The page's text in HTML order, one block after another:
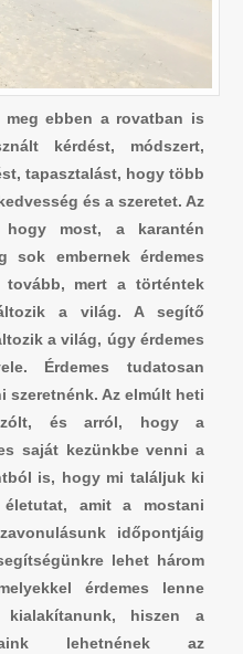
meg ebben a rovatban is
kérdést, módszert,
tapasztalást, hogy több
és a szeretet. Az
most, a karantén
sok embernek érdemes
mert a történtek
a világ. A segítő
a világ, úgy érdemes
Érdemes tudatosan
szeretnénk. Az elmúlt heti
és arról, hogy a
saját kezünkbe venni a
is, hogy mi találjuk ki
amit a mostani
időpontjáig
lehet három
érdemes lenne
hiszen a
lehetnének az